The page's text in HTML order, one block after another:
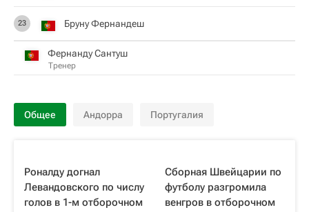
23 Бруну Фернандеш
Фернанду Сантуш
Тренер
Общее Андорра Португалия
Роналду догнал
Левандовского по числу
голов в 1-м отборочном
Сборная Швейцарии по
футболу разгромила
венгров в отборочном